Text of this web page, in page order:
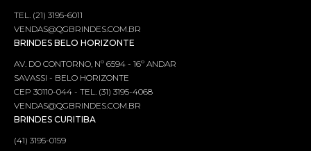
TEL. (21) 3195-6011
VENDAS@QGBRINDES.COM.BR
BRINDES BELO HORIZONTE
AV. DO CONTORNO, Nº 6594 - 16º ANDAR
SAVASSI - BELO HORIZONTE
CEP 30110-044 - TEL. (31) 3195-4068
VENDAS@QGBRINDES.COM.BR
BRINDES CURITIBA
(41) 3195-0159